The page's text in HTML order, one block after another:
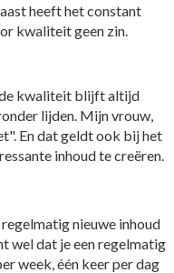
heeft het constant
kwaliteit geen zin.
de kwaliteit blijft altijd
lijden. Mijn vrouw,
En dat geldt ook bij het
inhoud te creëren.
nieuwe inhoud
wel dat je een regelmatig
week, één keer per dag